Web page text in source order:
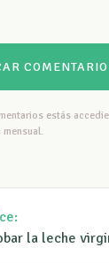
estás
la leche